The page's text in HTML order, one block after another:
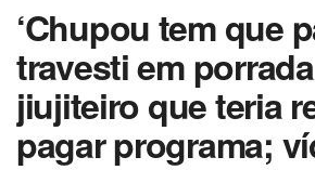
‘Chupou tem que
travesti em
jiujiteiro que teria
pagar programa;